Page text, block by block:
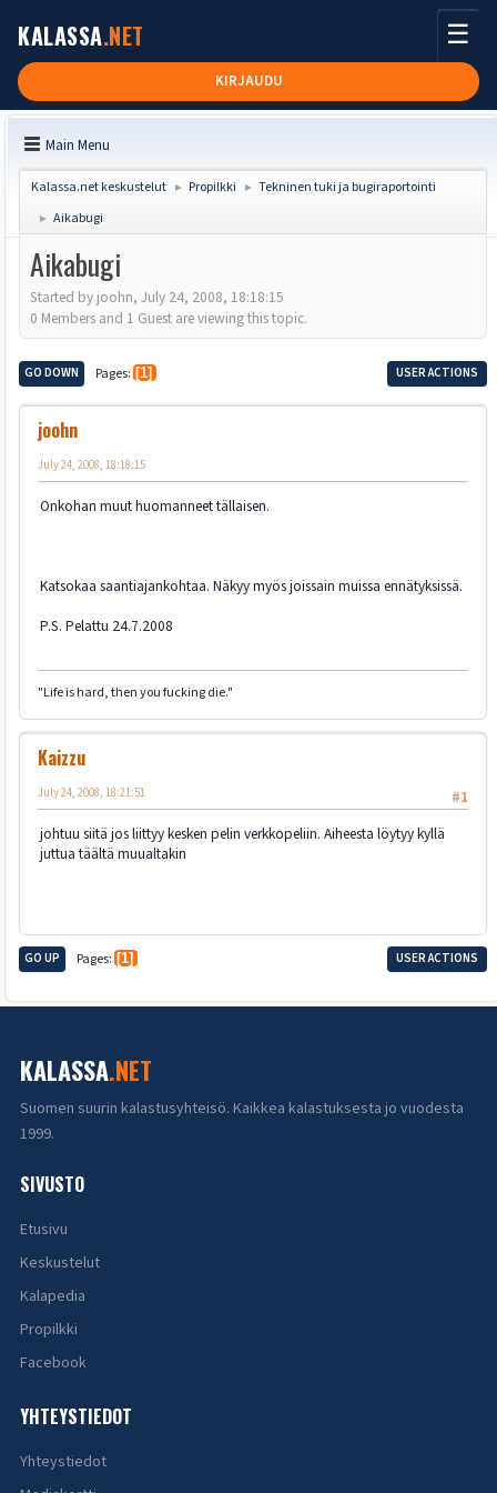
KALASSA.NET
KIRJAUDU
☰
Main Menu
Kalassa.net keskustelut ► Propilkki ► Tekninen tuki ja bugiraportointi
► Aikabugi
Aikabugi
Started by joohn, July 24, 2008, 18:18:15
0 Members and 1 Guest are viewing this topic.
GO DOWN Pages 1 USER ACTIONS
joohn
July 24, 2008, 18:18:15
Onkohan muut huomanneet tällaisen.
Katsokaa saantiajankohtaa. Näkyy myös joissain muissa ennätyksissä.
P.S. Pelattu 24.7.2008
"Life is hard, then you fucking die."
Kaizzu
#1
July 24, 2008, 18:21:51
johtuu siitä jos liittyy kesken pelin verkkopeliin. Aiheesta löytyy kyllä
juttua täältä muualtakin
GO UP Pages 1 USER ACTIONS
KALASSA.NET
Suomen suurin kalastusyhteisö. Kaikkea kalastuksesta jo vuodesta
1999.
SIVUSTO
Etusivu
Keskustelut
Kalapedia
Propilkki
Facebook
YHTEYSTIEDOT
Yhteystiedot